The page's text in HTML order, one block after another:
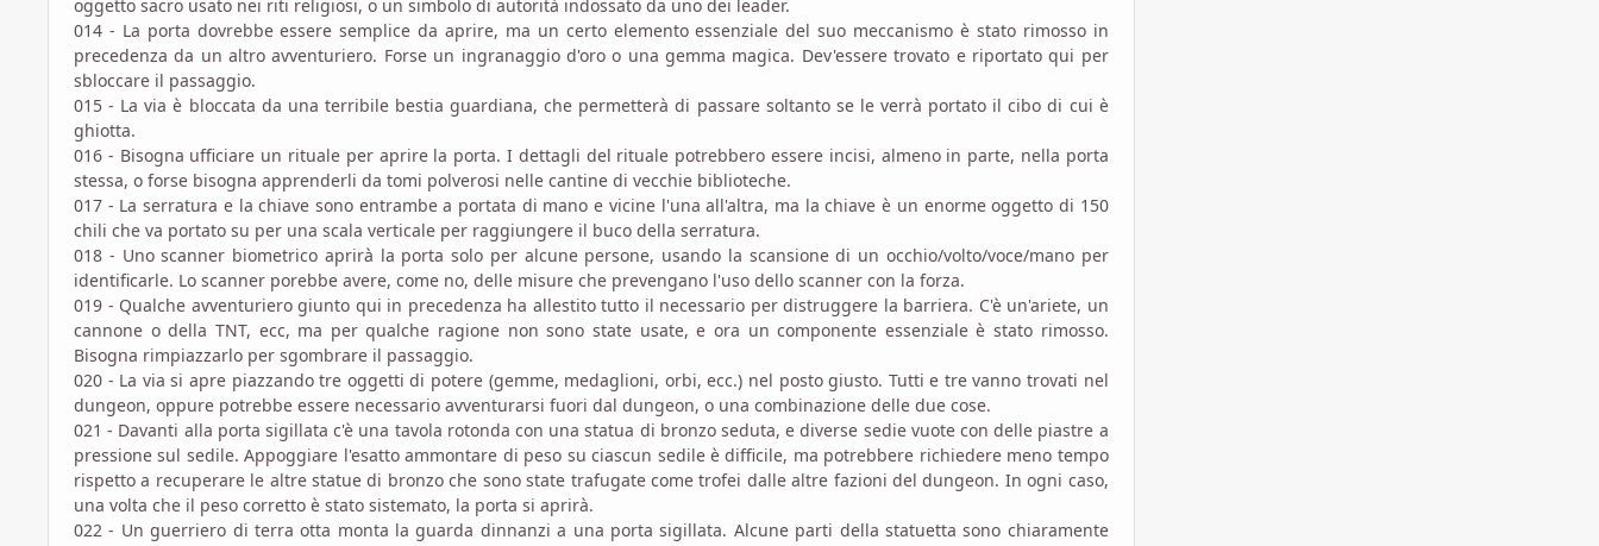
oggetto sacro usato nei riti religiosi, o un simbolo di autorità indossato da uno dei leader.
014 - La porta dovrebbe essere semplice da aprire, ma un certo elemento essenziale del suo meccanismo è stato rimosso in
precedenza da un altro avventuriero. Forse un ingranaggio d'oro o una gemma magica. Dev'essere trovato e riportato qui per
sbloccare il passaggio.
015 - La via è bloccata da una terribile bestia guardiana, che permetterà di passare soltanto se le verrà portato il cibo di cui è
ghiotta.
016 - Bisogna ufficiare un rituale per aprire la porta. I dettagli del rituale potrebbero essere incisi, almeno in parte, nella porta
stessa, o forse bisogna apprenderli da tomi polverosi nelle cantine di vecchie biblioteche.
017 - La serratura e la chiave sono entrambe a portata di mano e vicine l'una all'altra, ma la chiave è un enorme oggetto di 150
chili che va portato su per una scala verticale per raggiungere il buco della serratura.
018 - Uno scanner biometrico aprirà la porta solo per alcune persone, usando la scansione di un occhio/volto/voce/mano per
identificarle. Lo scanner porebbe avere, come no, delle misure che prevengano l'uso dello scanner con la forza.
019 - Qualche avventuriero giunto qui in precedenza ha allestito tutto il necessario per distruggere la barriera. C'è un'ariete, un
cannone o della TNT, ecc, ma per qualche ragione non sono state usate, e ora un componente essenziale è stato rimosso.
Bisogna rimpiazzarlo per sgombrare il passaggio.
020 - La via si apre piazzando tre oggetti di potere (gemme, medaglioni, orbi, ecc.) nel posto giusto. Tutti e tre vanno trovati nel
dungeon, oppure potrebbe essere necessario avventurarsi fuori dal dungeon, o una combinazione delle due cose.
021 - Davanti alla porta sigillata c'è una tavola rotonda con una statua di bronzo seduta, e diverse sedie vuote con delle piastre a
pressione sul sedile. Appoggiare l'esatto ammontare di peso su ciascun sedile è difficile, ma potrebbere richiedere meno tempo
rispetto a recuperare le altre statue di bronzo che sono state trafugate come trofei dalle altre fazioni del dungeon. In ogni caso,
una volta che il peso corretto è stato sistemato, la porta si aprirà.
022 - Un guerriero di terra otta monta la guarda dinnanzi a una porta sigillata. Alcune parti della statuetta sono chiaramente